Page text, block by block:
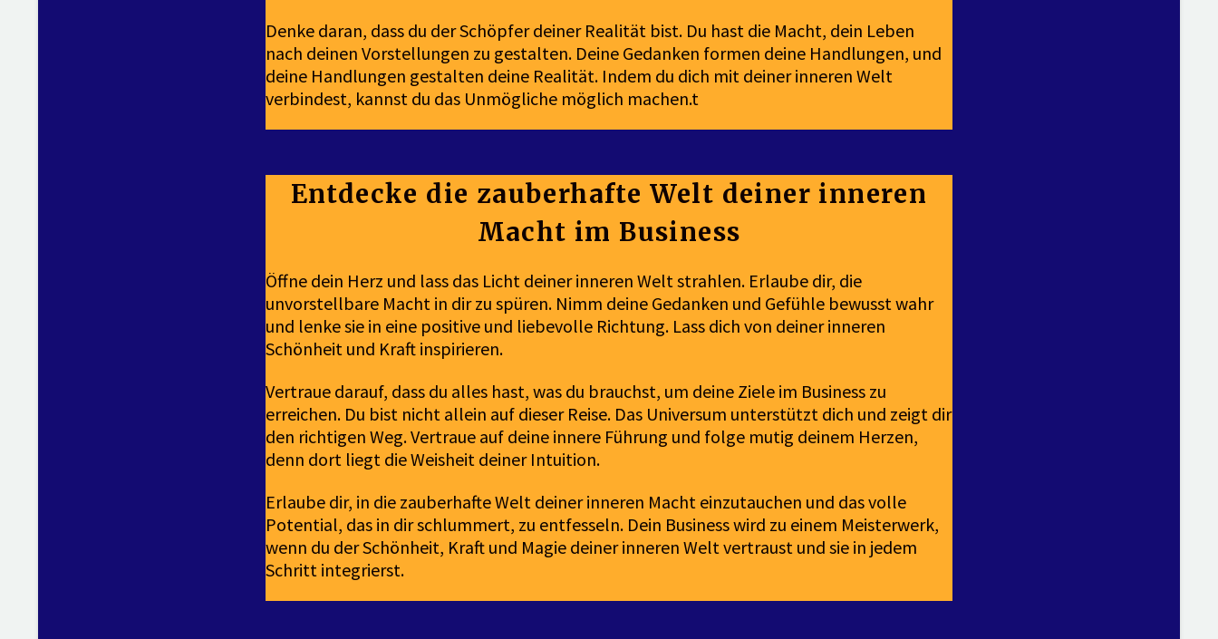
Denke daran, dass du der Schöpfer deiner Realität bist. Du hast die Macht, dein Leben
nach deinen Vorstellungen zu gestalten. Deine Gedanken formen deine Handlungen, und
deine Handlungen gestalten deine Realität. Indem du dich mit deiner inneren Welt
verbindest, kannst du das Unmögliche möglich machen.t
Entdecke die zauberhafte Welt deiner inneren
Macht im Business
Öffne dein Herz und lass das Licht deiner inneren Welt strahlen. Erlaube dir, die
unvorstellbare Macht in dir zu spüren. Nimm deine Gedanken und Gefühle bewusst wahr
und lenke sie in eine positive und liebevolle Richtung. Lass dich von deiner inneren
Schönheit und Kraft inspirieren.
Vertraue darauf, dass du alles hast, was du brauchst, um deine Ziele im Business zu
erreichen. Du bist nicht allein auf dieser Reise. Das Universum unterstützt dich und zeigt dir
den richtigen Weg. Vertraue auf deine innere Führung und folge mutig deinem Herzen,
denn dort liegt die Weisheit deiner Intuition.
Erlaube dir, in die zauberhafte Welt deiner inneren Macht einzutauchen und das volle
Potential, das in dir schlummert, zu entfesseln. Dein Business wird zu einem Meisterwerk,
wenn du der Schönheit, Kraft und Magie deiner inneren Welt vertraust und sie in jedem
Schritt integrierst.